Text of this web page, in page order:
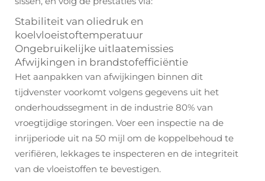
Stabiliteit van oliedruk en
koelvloeistoftemperatuur
Ongebruikelijke uitlaatemissies
Afwijkingen in brandstofefficiëntie
Het aanpakken van afwijkingen binnen dit
tijdvenster voorkomt volgens gegevens uit het
onderhoudssegment in de industrie 80% van
vroegtijdige storingen. Voer een inspectie na de
inrijperiode uit na 50 mijl om de koppelbehoud te
verifiëren, lekkages te inspecteren en de integriteit
van de vloeistoffen te bevestigen.